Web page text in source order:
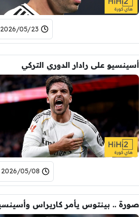
2026/05/23 - 11:14
أسينسيو على رادار الدوري التركي
2026/05/08 - 16:52